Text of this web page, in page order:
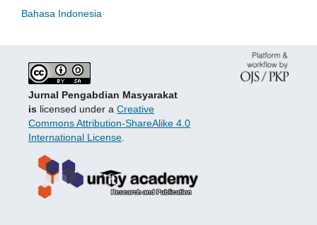
Bahasa Indonesia
Jurnal Pengabdian Masyarakat
islicensed under a Creative
Commons Attribution-ShareAlike 4.0
International License.